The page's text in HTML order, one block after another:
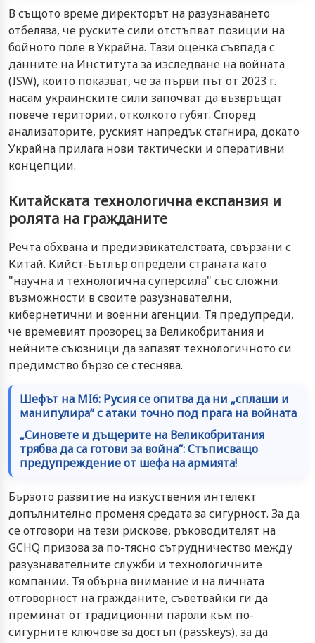
В същото време директорът на разузнаването
отбеляза, че руските сили отстъпват позиции на
бойното поле в Украйна. Тази оценка съвпада с
данните на Института за изследване на войната
(ISW), които показват, че за първи път от 2023 г.
насам украинските сили започват да възвръщат
повече територии, отколкото губят. Според
анализаторите, руският напредък стагнира, докато
Украйна прилага нови тактически и оперативни
концепции.
Китайската технологична експанзия и
ролята на гражданите
Речта обхвана и предизвикателствата, свързани с
Китай. Кийст-Бътлър определи страната като
"научна и технологична суперсила" със сложни
възможности в своите разузнавателни,
кибернетични и военни агенции. Тя предупреди,
че времевият прозорец за Великобритания и
нейните съюзници да запазят технологичното си
предимство бързо се стеснява.
Шефът на MI6: Русия се опитва да ни „сплаши и
манипулира“ с атаки точно под прага на войната
„Синовете и дъщерите на Великобритания
трябва да са готови за война“: Стъписващо
предупреждение от шефа на армията!
Бързото развитие на изкуствения интелект
допълнително променя средата за сигурност. За да
се отговори на тези рискове, ръководителят на
GCHQ призова за по-тясно сътрудничество между
разузнавателните служби и технологичните
компании. Тя обърна внимание и на личната
отговорност на гражданите, съветвайки ги да
преминат от традиционни пароли към по-
сигурните ключове за достъп (passkeys), за да